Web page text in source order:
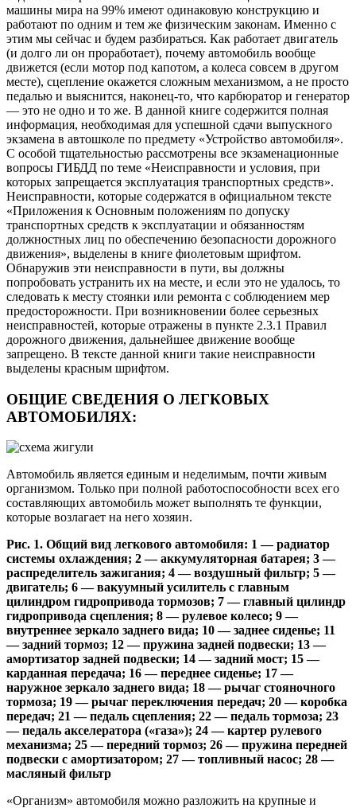
машины мира на 99% имеют одинаковую конструкцию и
работают по одним и тем же физическим законам. Именно с
этим мы сейчас и будем разбираться. Как работает двигатель
(и долго ли он проработает), почему автомобиль вообще
движется (если мотор под капотом, а колеса совсем в другом
месте), сцепление окажется сложным механизмом, а не просто
педалью и выяснится, наконец-то, что карбюратор и генератор
— это не одно и то же. В данной книге содержится полная
информация, необходимая для успешной сдачи выпускного
экзамена в автошколе по предмету «Устройство автомобиля».
С особой тщательностью рассмотрены все экзаменационные
вопросы ГИБДД по теме «Неисправности и условия, при
которых запрещается эксплуатация транспортных средств».
Неисправности, которые содержатся в официальном тексте
«Приложения к Основным положениям по допуску
транспортных средств к эксплуатации и обязанностям
должностных лиц по обеспечению безопасности дорожного
движения», выделены в книге фиолетовым шрифтом.
Обнаружив эти неисправности в пути, вы должны
попробовать устранить их на месте, и если это не удалось, то
следовать к месту стоянки или ремонта с соблюдением мер
предосторожности. При возникновении более серьезных
неисправностей, которые отражены в пункте 2.3.1 Правил
дорожного движения, дальнейшее движение вообще
запрещено. В тексте данной книги такие неисправности
выделены красным шрифтом.
ОБЩИЕ СВЕДЕНИЯ О ЛЕГКОВЫХ
АВТОМОБИЛЯХ:
Автомобиль является единым и неделимым, почти живым
организмом. Только при полной работоспособности всех его
составляющих автомобиль может выполнять те функции,
которые возлагает на него хозяин.
Рис. 1. Общий вид легкового автомобиля: 1 — радиатор
системы охлаждения; 2 — аккумуляторная батарея; 3 —
распределитель зажигания; 4 — воздушный фильтр; 5 —
двигатель; 6 — вакуумный усилитель с главным
цилиндром гидропривода тормозов; 7 — главный цилиндр
гидропривода сцепления; 8 — рулевое колесо; 9 —
внутреннее зеркало заднего вида; 10 — заднее сиденье; 11
— задний тормоз; 12 — пружина задней подвески; 13 —
амортизатор задней подвески; 14 — задний мост; 15 —
карданная передача; 16 — переднее сиденье; 17 —
наружное зеркало заднего вида; 18 — рычаг стояночного
тормоза; 19 — рычаг переключения передач; 20 — коробка
передач; 21 — педаль сцепления; 22 — педаль тормоза; 23
— педаль акселератора («газа»); 24 — картер рулевого
механизма; 25 — передний тормоз; 26 — пружина передней
подвески с амортизатором; 27 — топливный насос; 28 —
масляный фильтр
«Организм» автомобиля можно разложить на крупные и